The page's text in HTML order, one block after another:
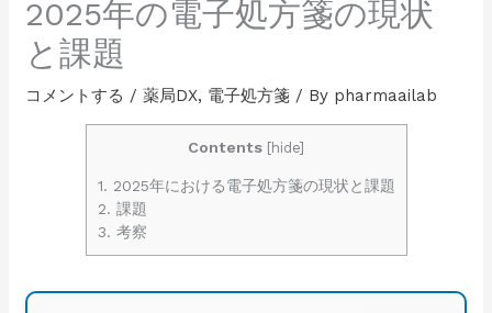
2025年の電子処方箋の現状
と課題
コメントする /薬局DX, 電子処方箋 / By pharmaailab
Contents [hide]
1. 2025年における電子処方箋の現状と課題
2. 課題
3. 考察